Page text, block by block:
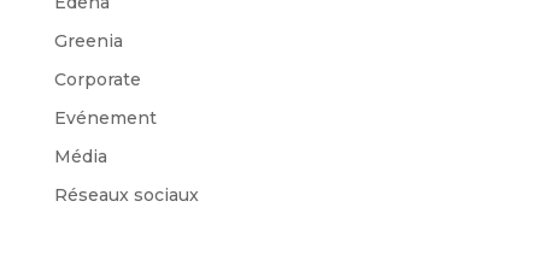
Greenia
Corporate
Evénement
Média
Réseaux sociaux